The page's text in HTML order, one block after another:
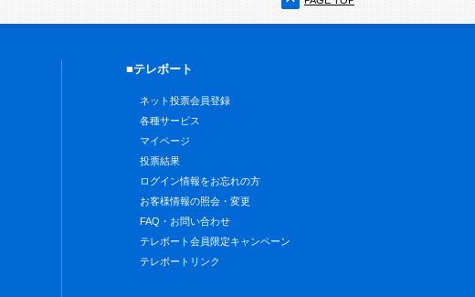
■テレボート
ネット投票会員登録
各種サービス
マイページ
投票結果
ログイン情報をお忘れの方
お客様情報の照会・変更
FAQ・お問い合わせ
テレボート会員限定キャンペーン
テレボートリンク